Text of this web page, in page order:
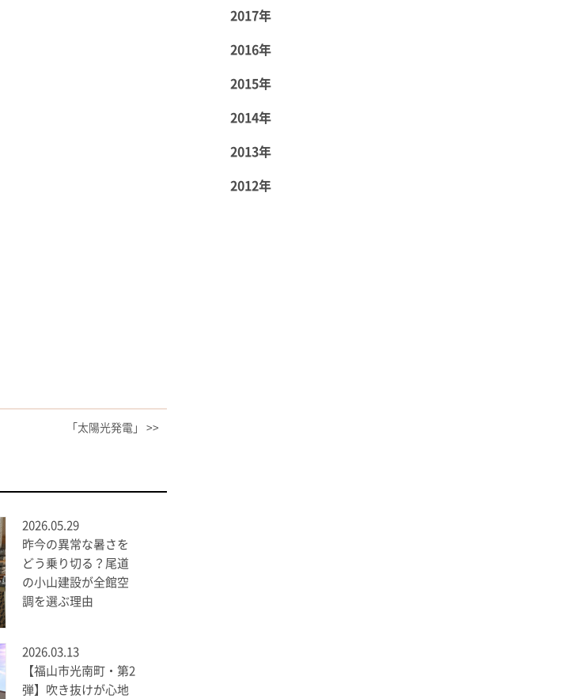
「太陽光発電」 >>
2026.05.29
昨今の異常な暑さを
どう乗り切る？尾道
の小山建設が全館空
調を選ぶ理由
2026.03.13
【福山市光南町・第2
弾】吹き抜けが心地
2017年
2016年
2015年
2014年
2013年
2012年